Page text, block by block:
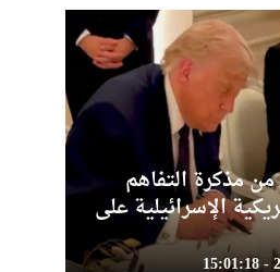
مذكرة التفاهم
الإسرائيلية على